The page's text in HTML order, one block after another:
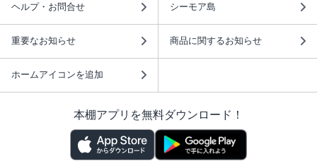
ヘルプ・お問合せ シーモア島
重要なお知らせ 商品に関するお知らせ
ホームアイコンを追加
本棚アプリを無料ダウンロード！